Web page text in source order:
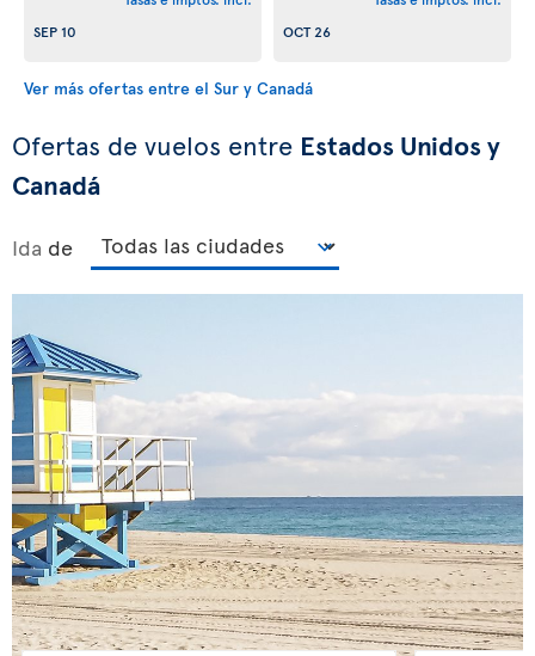
SEP 10
OCT 26
Ver más ofertas entre el Sur y Canadá
Ofertas de vuelos entre Estados Unidos y
Canadá
Ida de